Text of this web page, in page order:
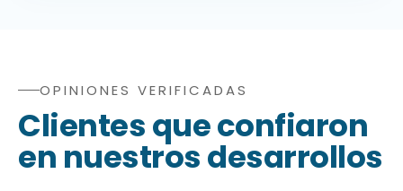
Opiniones verificadas de clientes sobre diseño web
OPINIONES VERIFICADAS
Clientes que confiaron
en nuestros desarrollos